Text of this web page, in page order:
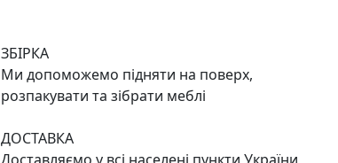
ЗБІРКА
Ми допоможемо підняти на поверх,
розпакувати та зібрати меблі
ДОСТАВКА